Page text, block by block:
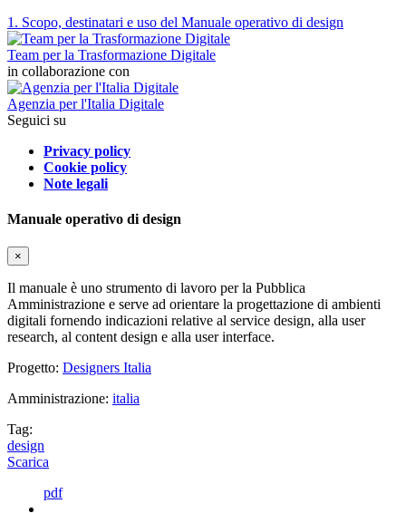
1. Scopo, destinatari e uso del Manuale operativo di design
Team per la Trasformazione Digitale
in collaborazione con
Agenzia per l'Italia Digitale
Seguici su
Privacy policy
Cookie policy
Note legali
Manuale operativo di design
×
Il manuale è uno strumento di lavoro per la Pubblica
Amministrazione e serve ad orientare la progettazione di ambienti
digitali fornendo indicazioni relative al service design, alla user
research, al content design e alla user interface.
Progetto: Designers Italia
Amministrazione: italia
Tag:
design
Scarica
pdf